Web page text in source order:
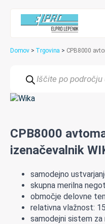
Domov > Trgovina > CPB8000
search
CPB8000
izenačevalnik
samodejno u
skupna merilna
območje delovne
relativna vlažnost:
samodejni sistem za